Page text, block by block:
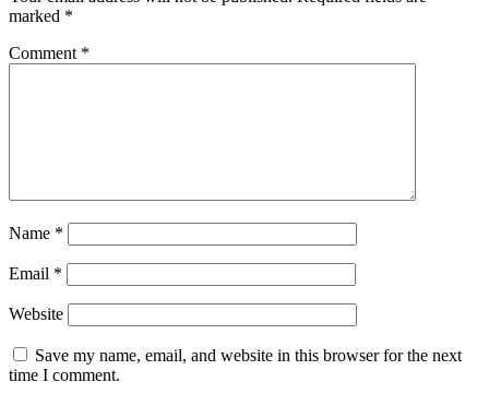
marked *
Comment *
Name *
Email *
Website
Save my name, email, and website in this browser for the next
time I comment.